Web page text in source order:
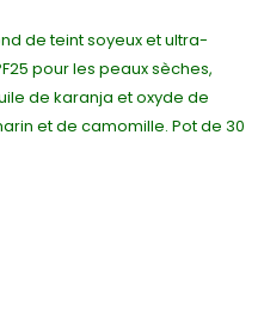
de teint soyeux et ultra-
pour les peaux sèches,
de karanja et oxyde de
et de camomille. Pot de 30